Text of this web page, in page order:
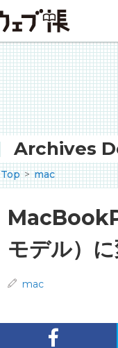
Archives
Top mac
モデル）
mac